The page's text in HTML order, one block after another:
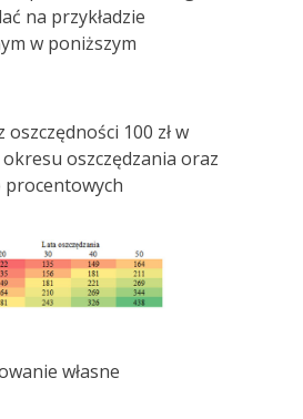
na przykładzie
w poniższym
oszczędności 100 zł w
oszczędzania oraz
własne